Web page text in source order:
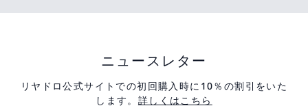
ニュースレター
リヤドロ公式サイトでの初回購入時に10％の割引をいた
します。 詳しくはこちら